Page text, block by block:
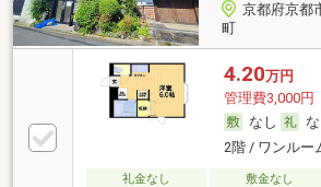
京都府京都
町
4.20万円
管理費3,000円
なし
2階 / ワンルー
礼金なし 敷金なし